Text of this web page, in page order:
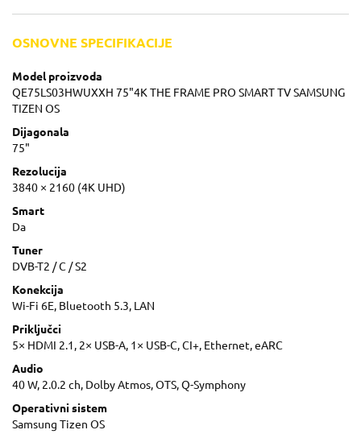
OSNOVNE SPECIFIKACIJE
Model proizvoda
QE75LS03HWUXXH 75"4K THE FRAME PRO SMART TV SAMSUNG
TIZEN OS
Dijagonala
75"
Rezolucija
3840 × 2160 (4K UHD)
Smart
Da
Tuner
DVB-T2 / C / S2
Konekcija
Wi-Fi 6E, Bluetooth 5.3, LAN
Priključci
5× HDMI 2.1, 2× USB-A, 1× USB-C, CI+, Ethernet, eARC
Audio
40 W, 2.0.2 ch, Dolby Atmos, OTS, Q-Symphony
Operativni sistem
Samsung Tizen OS